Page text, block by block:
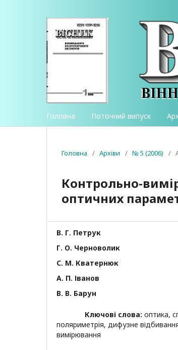
Головна Поточний випуск
Головна / Архіви / № 5 (2006) /
Контрольно-
оптичних
В. Г. Петрук
Г. О. Черноволик
С. М. Кватернюк
А. П. Іванов
В. В. Барун
Ключові слова: оптика,
поляриметрія, дифузне
вимірювання